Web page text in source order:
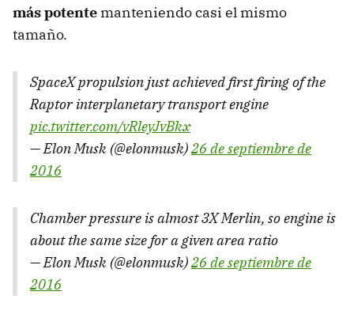
más potente manteniendo casi el mismo
tamaño.
SpaceX propulsion just achieved first firing of the
Raptor interplanetary transport engine
pic.twitter.com/vRleyJvBkx
— Elon Musk (@elonmusk)26 de septiembre de
2016
Chamber pressure is almost 3X Merlin, so engine is
about the same size for a given area ratio
— Elon Musk (@elonmusk)26 de septiembre de
2016